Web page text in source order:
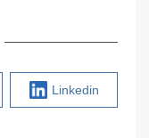
Linkedin